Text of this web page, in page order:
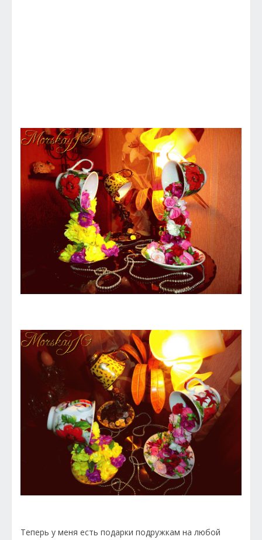
Теперь у меня есть подарки подружкам на любой